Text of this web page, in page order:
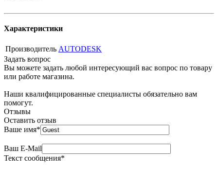
Характеристики
Производитель AUTODESK
Задать вопрос
Вы можете задать любой интересующий вас вопрос по товару
или работе магазина.
Наши квалифицированные специалисты обязательно вам
помогут.
Отзывы
Оставить отзыв
Ваше имя*
Ваш E-Mail
Текст сообщения*